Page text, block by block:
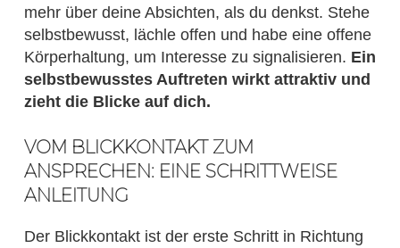
mehr über deine Absichten, als du denkst. Stehe
selbstbewusst, lächle offen und habe eine offene
Körperhaltung, um Interesse zu signalisieren. Ein
selbstbewusstes Auftreten wirkt attraktiv und
zieht die Blicke auf dich.
VOM BLICKKONTAKT ZUM
ANSPRECHEN: EINE SCHRITTWEISE
ANLEITUNG
Der Blickkontakt ist der erste Schritt in Richtung